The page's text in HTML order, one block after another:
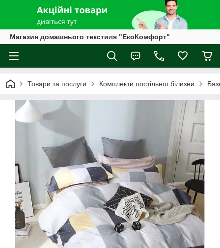
Магазин домашнього текстиля "ЕкоКомфорт"
Товари та послуги Комплекти постільної білизни